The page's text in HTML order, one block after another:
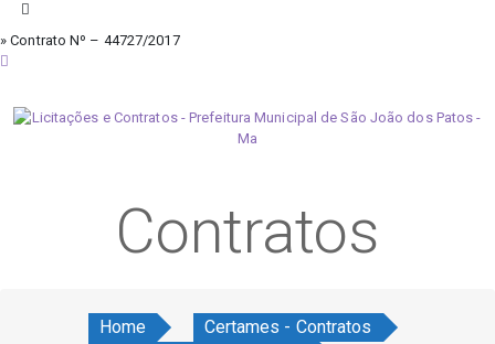
» Contrato Nº – 44727/2017
Contratos
Home
Certames - Contratos